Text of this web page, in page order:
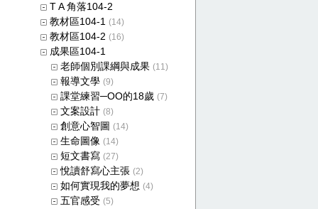
T A 角落104-2
教材區104-1 (14)
教材區104-2 (16)
成果區104-1
老師個別課綱與成果 (11)
報導文學 (9)
課堂練習─OO的18歲 (7)
文案設計 (8)
創意心智圖 (14)
生命圖像 (14)
短文書寫 (27)
悅讀舒寫心主張 (2)
如何實現我的夢想 (4)
五官感受 (5)